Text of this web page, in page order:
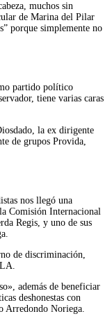
muchos sin
de Marina del Pilar
porque simplemente no
partido político
tiene varias caras
la ex dirigente
de grupos Provida,
nos llegó una
Comisión Internacional
Regis, y uno de sus
de discriminación,
además de beneficiar
deshonestas con
Arredondo Noriega.